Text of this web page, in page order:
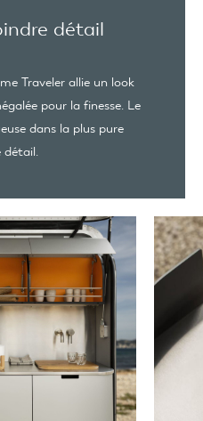
détail
Traveler allie un look
pour la finesse. Le
dans la plus pure
détail.